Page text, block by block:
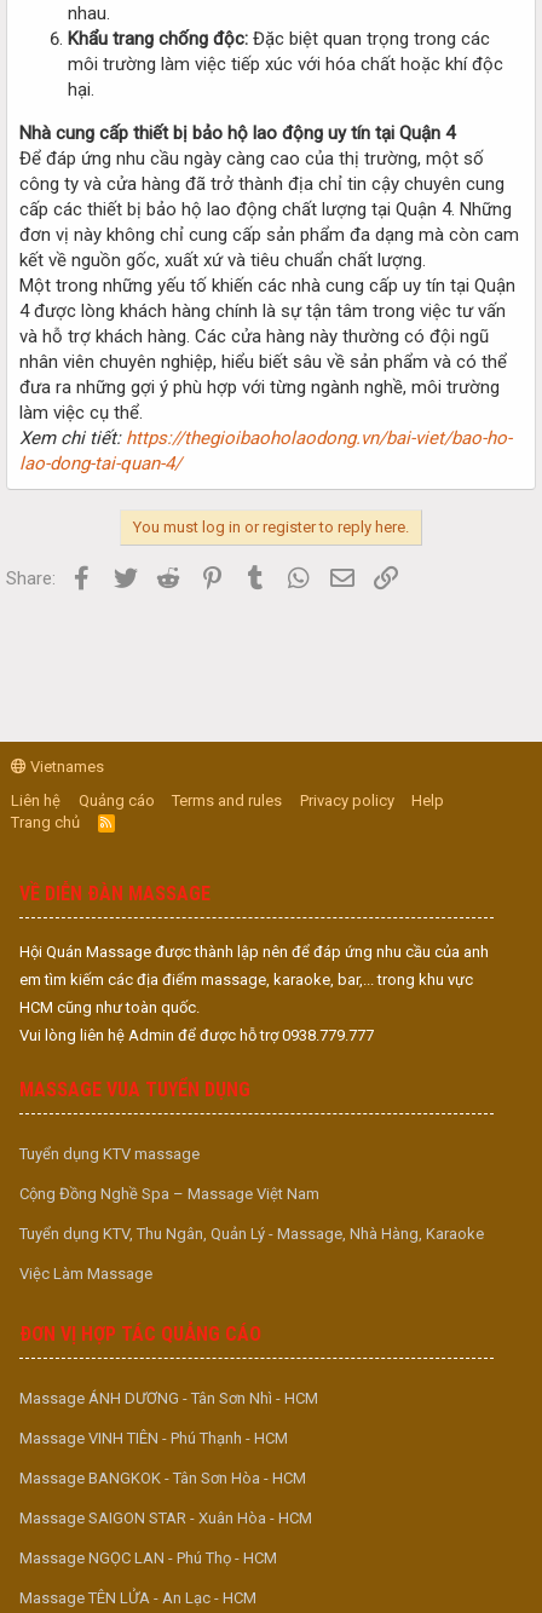
nhau.
Khẩu trang chống độc: Đặc biệt quan trọng trong các
môi trường làm việc tiếp xúc với hóa chất hoặc khí độc
hại.
Nhà cung cấp thiết bị bảo hộ lao động uy tín tại Quận 4
Để đáp ứng nhu cầu ngày càng cao của thị trường, một số
công ty và cửa hàng đã trở thành địa chỉ tin cậy chuyên cung
cấp các thiết bị bảo hộ lao động chất lượng tại Quận 4. Những
đơn vị này không chỉ cung cấp sản phẩm đa dạng mà còn cam
kết về nguồn gốc, xuất xứ và tiêu chuẩn chất lượng.
Một trong những yếu tố khiến các nhà cung cấp uy tín tại Quận
4 được lòng khách hàng chính là sự tận tâm trong việc tư vấn
và hỗ trợ khách hàng. Các cửa hàng này thường có đội ngũ
nhân viên chuyên nghiệp, hiểu biết sâu về sản phẩm và có thể
đưa ra những gợi ý phù hợp với từng ngành nghề, môi trường
làm việc cụ thể.
Xem chi tiết: https://thegioibaoholaodong.vn/bai-viet/bao-ho-
lao-dong-tai-quan-4/
You must log in or register to reply here.
Share: Facebook
Twitter Reddit PinterestTumblr WhatsApp
Email
Vietnames
Liên hệ
Quảng cáo Terms and rules Privacy policy
Help
Trang chủ
R
S
VỀ DIỄN ĐÀN MASSAGE
Hội Quán Massage được thành lập nên để đáp ứng nhu cầu của anh
em tìm kiếm các địa điểm massage, karaoke, bar,... trong khu vực
HCM cũng như toàn quốc.
Vui lòng liên hệ Admin để được hỗ trợ 0938.779.777
MASSAGE VUA TUYỂN DỤNG
Tuyển dụng KTV massage
Cộng Đồng Nghề Spa – Massage Việt Nam
Tuyển dụng KTV, Thu Ngân, Quản Lý - Massage, Nhà Hàng, Karaoke
Việc Làm Massage
ĐƠN VỊ HỢP TÁC QUẢNG CÁO
Massage ÁNH DƯƠNG - Tân Sơn Nhì - HCM
Massage VINH TIÊN - Phú Thạnh - HCM
Massage BANGKOK - Tân Sơn Hòa - HCM
Massage SAIGON STAR - Xuân Hòa - HCM
Massage NGỌC LAN - Phú Thọ - HCM
Massage TÊN LỬA - An Lạc - HCM